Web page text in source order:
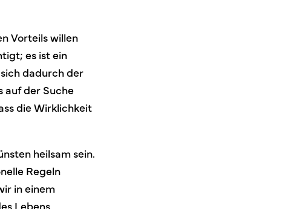
Vorteils willen
es ist ein
dadurch der
auf der Suche
die Wirklichkeit
heilsam sein.
Regeln
in einem
Lebens